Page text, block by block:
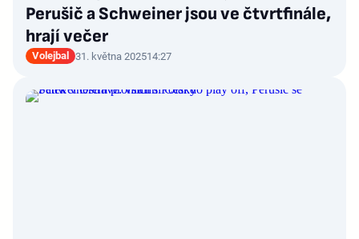
Perušič a Schweiner jsou ve čtvrtfinále,
hrají večer
Volejbal 31. května 202514:27